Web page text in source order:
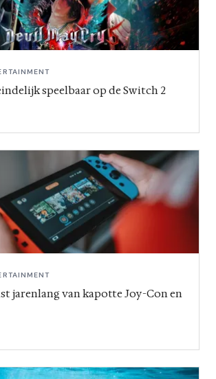
speelbaar op de Switch 2
jarenlang van kapotte Joy-Con en